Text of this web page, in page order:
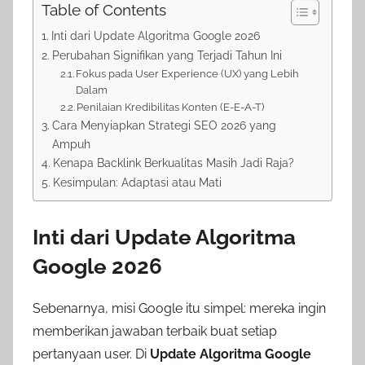
Table of Contents
Inti dari Update Algoritma Google 2026
Perubahan Signifikan yang Terjadi Tahun Ini
Fokus pada User Experience (UX) yang Lebih
Dalam
Penilaian Kredibilitas Konten (E-E-A-T)
Cara Menyiapkan Strategi SEO 2026 yang
Ampuh
Kenapa Backlink Berkualitas Masih Jadi Raja?
Kesimpulan: Adaptasi atau Mati
Inti dari Update Algoritma
Google 2026
Sebenarnya, misi Google itu simpel: mereka ingin
memberikan jawaban terbaik buat setiap
pertanyaan user. Di Update Algoritma Google